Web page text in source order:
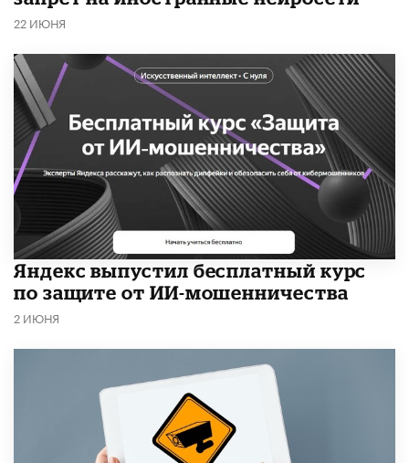
22 ИЮНЯ
​Яндекс выпустил бесплатный курс
по защите от ИИ-мошенничества
2 ИЮНЯ